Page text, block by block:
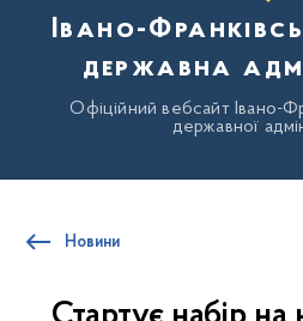
Івано-
державна
Офіційний вебсайт Івано-
державної
Новини